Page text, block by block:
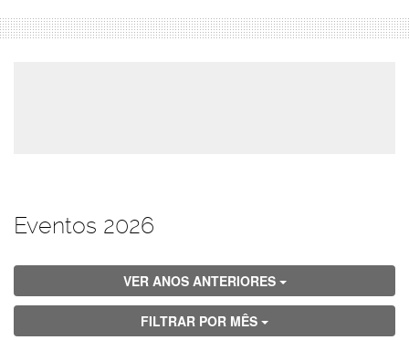
Eventos 2026
VER ANOS ANTERIORES
FILTRAR POR MÊS